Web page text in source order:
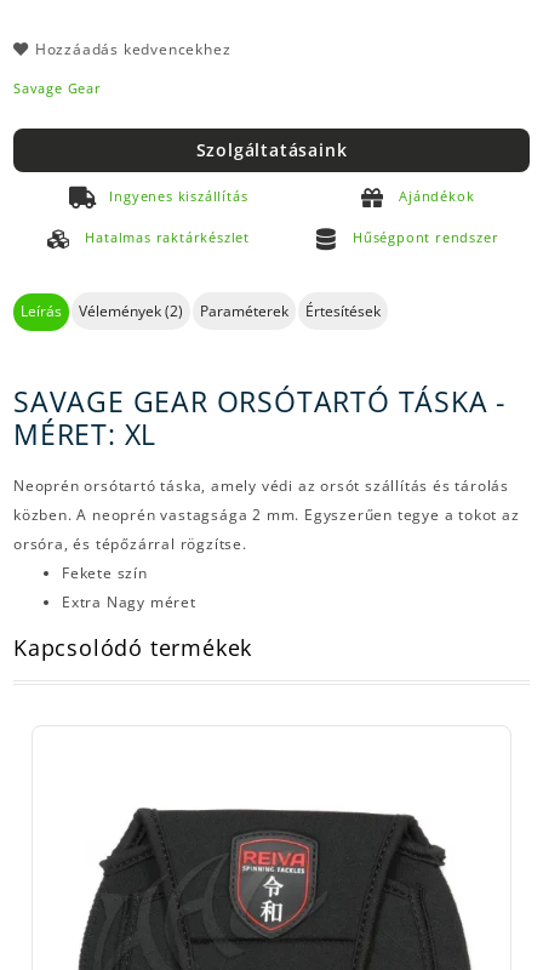
Hozzáadás kedvencekhez
Savage Gear
Szolgáltatásaink
Ingyenes kiszállítás Ajándékok
Hatalmas raktárkészlet Hűségpont rendszer
Leírás Vélemények (2) Paraméterek Értesítések
SAVAGE GEAR ORSÓTARTÓ TÁSKA -
MÉRET: XL
Neoprén orsótartó táska, amely védi az orsót szállítás és tárolás
közben. A neoprén vastagsága 2 mm. Egyszerűen tegye a tokot az
orsóra, és tépőzárral rögzítse.
Fekete szín
Extra Nagy méret
Kapcsolódó termékek